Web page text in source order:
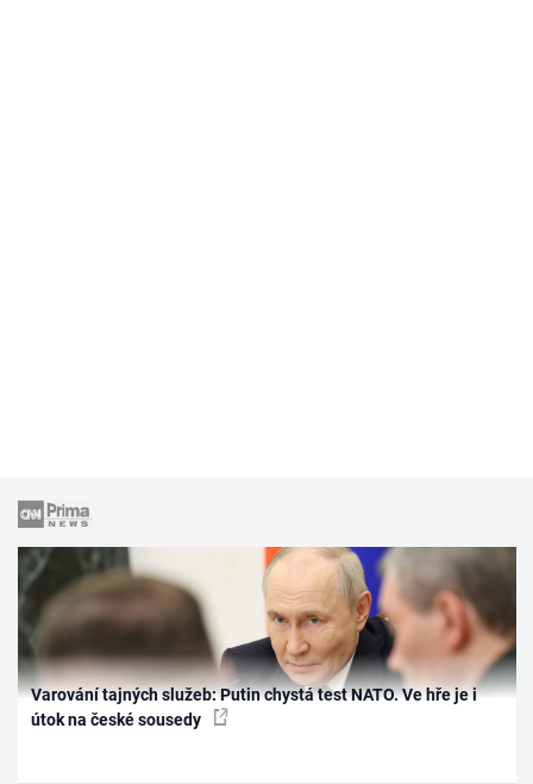
Varování tajných služeb: Putin chystá test NATO. Ve hře je i
útok na české sousedy